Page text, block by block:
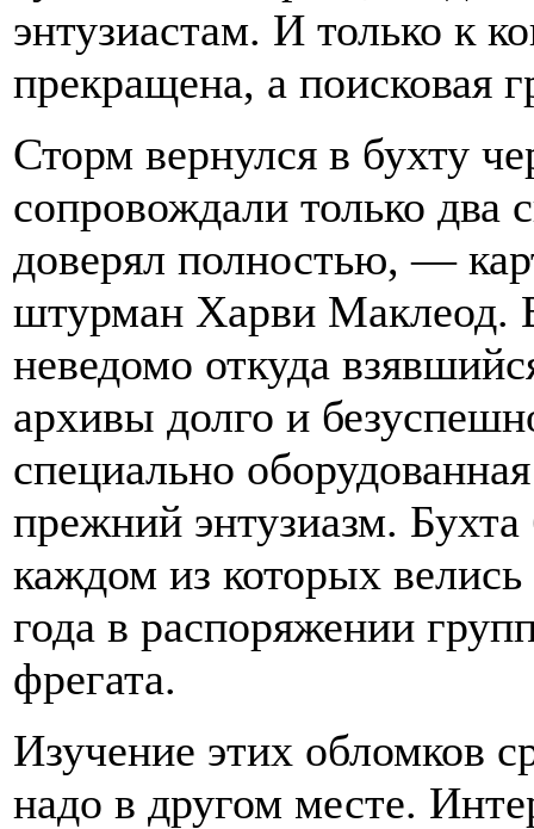
энтузиастам. И только к
прекращена, а поисковая
Сторм вернулся в бухту
сопровождали только два
доверял полностью, —
штурман Харви Маклеод.
неведомо откуда
архивы долго и
специально
прежний энтузиазм.
каждом из которых
года в распоряжении
фрегата.
Изучение этих обломков
надо в другом месте.